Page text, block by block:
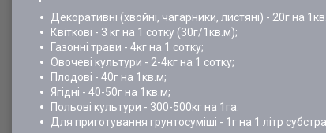
Декоративні (хвойні, чагарники, листяні) - 20г на
Квіткові - 3 кг на 1 сотку (30г/1кв.м);
Газонні трави - 4кг на 1 сотку;
Овочеві культури - 2-4кг на 1 сотку;
Плодові - 40г на 1кв.м;
Ягідні - 40-50г на 1кв.м;
Польові культури - 300-500кг на 1га.
Для приготування грунтосуміші - 1г на 1 літр